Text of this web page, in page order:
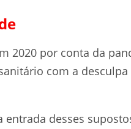
2020 por conta da
com a
desses